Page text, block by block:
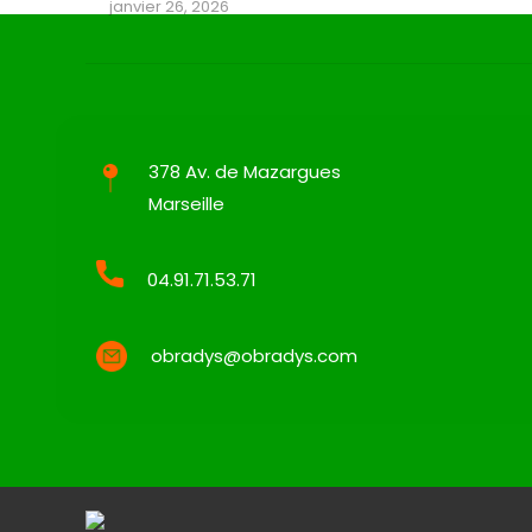
janvier 26, 2026
378 Av. de Mazargues
Marseille
04.91.71.53.71
obradys@obradys.com